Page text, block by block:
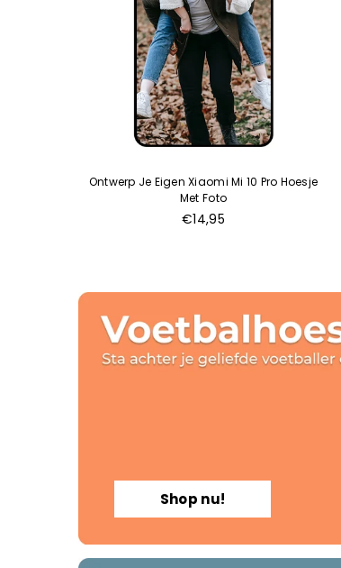
Ontwerp Je Eigen Xiaomi Mi 10 Pro Hoesje
Met Foto
Normale
€14,95
Shop nu!